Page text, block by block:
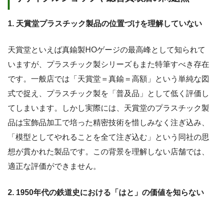
1. 天賞堂プラスチック製品の位置づけを理解していない
天賞堂といえば真鍮製HOゲージの最高峰として知られて
いますが、プラスチック製シリーズもまた特筆すべき存在
です。一般店では「天賞堂＝真鍮＝高額」という単純な図
式で捉え、プラスチック製を「普及品」として低く評価し
てしまいます。しかし実際には、天賞堂のプラスチック製
品は宝飾品加工で培った精密技術を惜しみなく注ぎ込み、
「模型としてやれることを全て注ぎ込む」という同社の思
想が貫かれた製品です。この背景を理解しない店舗では、
適正な評価ができません。
2. 1950年代の鉄道史における「はと」の価値を知らない